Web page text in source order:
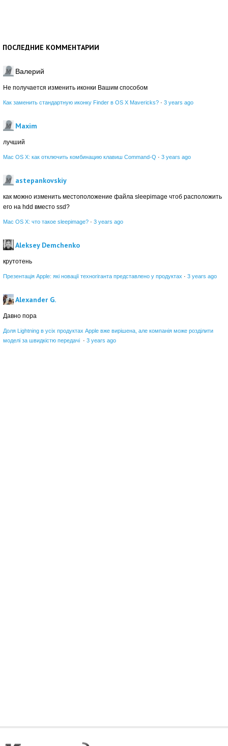
ПОСЛЕДНИЕ КОММЕНТАРИИ
Валерий
Не получается изменить иконки Вашим способом
Как заменить стандартную иконку Finder в OS X Mavericks? · 3 years ago
Maxim
лучший
Mac OS X: как отключить комбинацию клавиш Command-Q · 3 years ago
astepankovskiy
как можно изменить местоположение файла sleepimage чтоб расположить
его на hdd вместо ssd?
Mac OS X: что такое sleepimage? · 3 years ago
Aleksey Demchenko
крутотень
Презентація Apple: які новації техногіганта представлено у продуктах · 3 years ago
Alexander G.
Давно пора
Доля Lightning в усіх продуктах Apple вже вирішена, але компанія може розділити
моделі за швидкістю передачі · 3 years ago